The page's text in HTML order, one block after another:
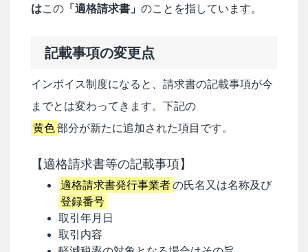
はこの 「適格請求書」 のことを指しています。
記載事項の変更点
インボイス制度になると、請求書の記載事項が今
までとは変わってきます。下記の
黄色部分が新たに追加された項目です。
【適格請求書等の記載事項】
適格請求書発行事業者の氏名又は名称及び
登録番号
取引年月日
取引内容